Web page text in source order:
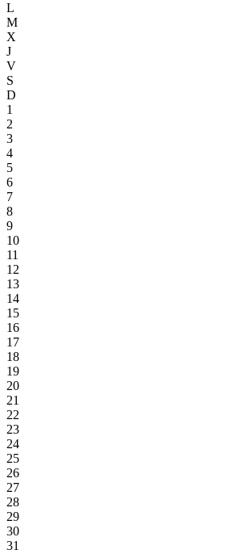
L
M
X
J
V
S
D
1
2
3
4
5
6
7
8
9
10
11
12
13
14
15
16
17
18
19
20
21
22
23
24
25
26
27
28
29
30
31